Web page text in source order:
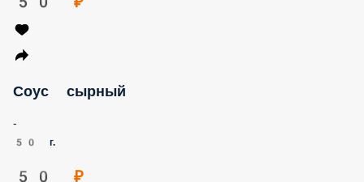
Соус сырный
50 ₽